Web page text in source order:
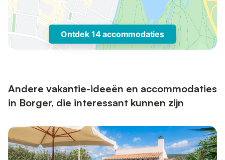
Ontdek 14 accommodaties
Andere vakantie-ideeën en accommodaties
in Borger, die interessant kunnen zijn